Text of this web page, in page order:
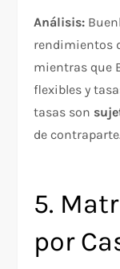
Análisis:
rendimientos
mientras que
flexibles y
tasas son
de
5.
por